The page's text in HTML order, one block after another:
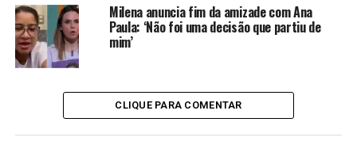
Apesar da mobilização, o vídeo já havia se espalhado por
diversos canais. A velocidade da disseminação impediu
uma ação imediata eficaz. O caso de Tony Ramos se soma
Bueno e Luciano Huck, que também denunciaram o uso
indevido de suas imagens em golpes virtuais.
Milena anuncia fim da amizade com Ana
Paula: ‘Não foi uma decisão que partiu de
mim’
CLIQUE PARA COMENTAR